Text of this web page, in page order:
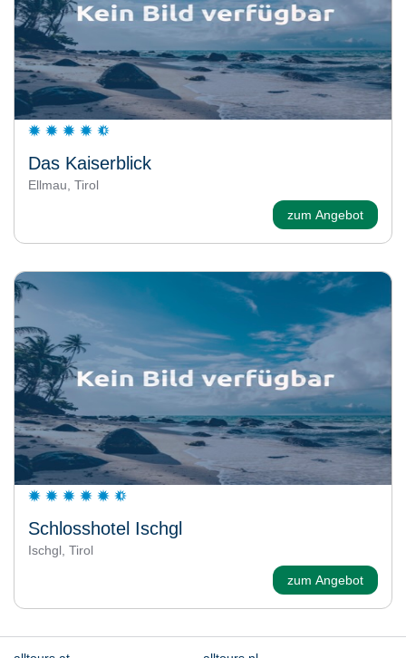
Das Kaiserblick
Ellmau, Tirol
zum Angebot
Schlosshotel Ischgl
Ischgl, Tirol
zum Angebot